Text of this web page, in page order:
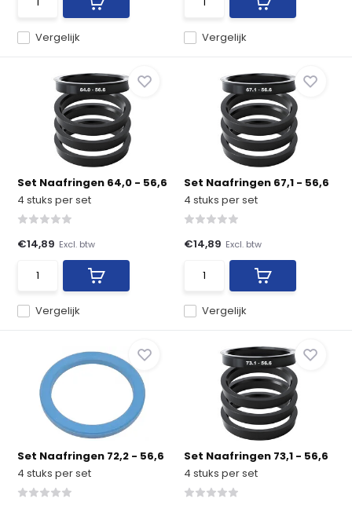
Vergelijk Vergelijk
Set Naafringen 64,0 - 56,6
4 stuks per set
Vergelijk
€14,89 Excl. btw
Set Naafringen 67,1 - 56,6
4 stuks per set
Vergelijk
€14,89 Excl. btw
Set Naafringen 72,2 - 56,6
4 stuks per set
Set Naafringen 73,1 - 56,6
4 stuks per set